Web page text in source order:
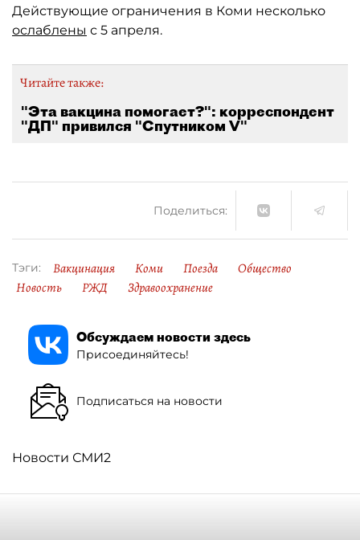
Действующие ограничения в Коми несколько
ослаблены с 5 апреля.
Читайте также:
"Эта вакцина помогает?": корреспондент
"ДП" привился "Спутником V"
Поделиться:
Тэги: Вакцинация Коми Поезда
Общество
Новость
РЖД Здравоохранение
Обсуждаем новости здесь
Присоединяйтесь!
Подписаться на новости
Новости СМИ2